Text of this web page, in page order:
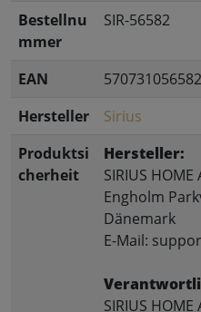
Bestellnu
mmer
SIR-56582
EAN
Hersteller
Sirius
Produktsi
cherheit
Hersteller:
SIRIUS HOME
Engholm
Dänemark
E-Mail:
SIRIUS